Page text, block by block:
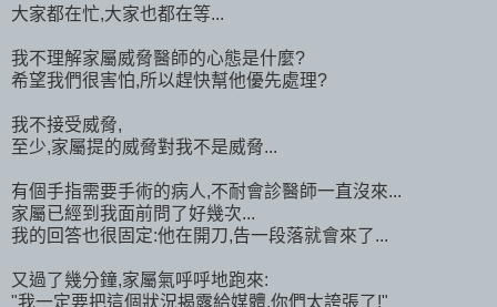
大家都在忙,大家也都在等...
我不理解家屬威脅醫師的心態是什麼?
希望我們很害怕,所以趕快幫他優先處理?
我不接受威脅,
至少,家屬提的威脅對我不是威脅...
有個手指需要手術的病人,不耐會診醫師一直沒來...
家屬已經到我面前問了好幾次...
我的回答也很固定:他在開刀,告一段落就會來了...
又過了幾分鐘,家屬氣呼呼地跑來:
"我一定要把這個狀況揭露給媒體,你們太誇張了!"